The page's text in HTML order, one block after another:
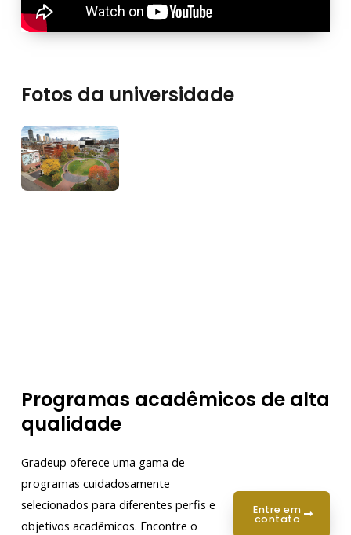
Fotos da universidade
Programas acadêmicos de alta
qualidade
Gradeup oferece uma gama de
programas cuidadosamente
selecionados para diferentes perfis e
objetivos acadêmicos. Encontre o
entre em
contato